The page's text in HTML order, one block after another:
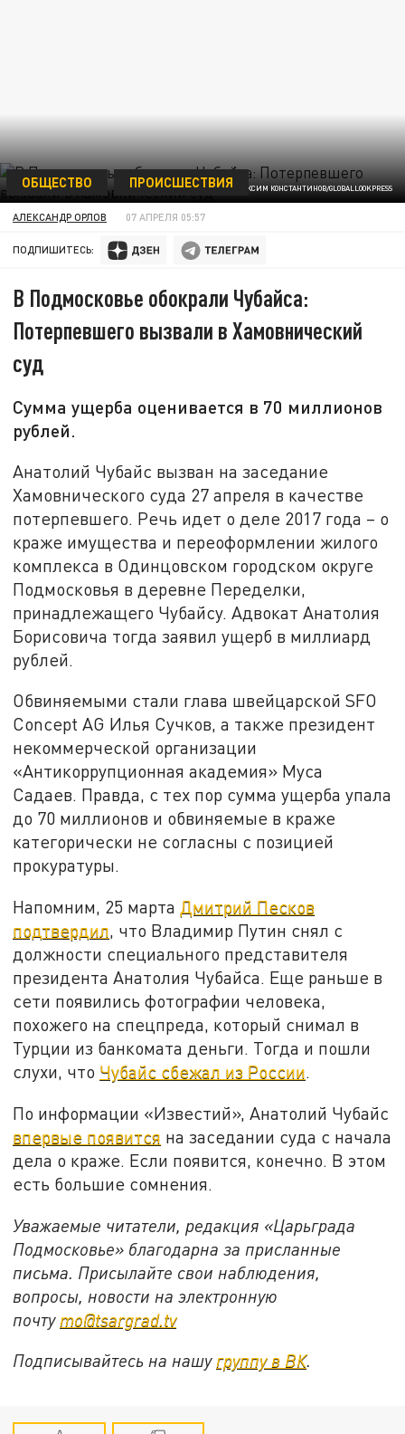
МАКСИМ КОНСТАНТИНОВ/GLOBALLOOKPRESS
ОБЩЕСТВО ПРОИСШЕСТВИЯ
АЛЕКСАНДР ОРЛОВ 07 АПРЕЛЯ 05:57
ПОДПИШИТЕСЬ:
В Подмосковье обокрали Чубайса:
Потерпевшего вызвали в Хамовнический
суд
Сумма ущерба оценивается в 70 миллионов
рублей.
Анатолий Чубайс вызван на заседание
Хамовнического суда 27 апреля в качестве
потерпевшего. Речь идет о деле 2017 года – о
краже имущества и переоформлении жилого
комплекса в Одинцовском городском округе
Подмосковья в деревне Переделки,
принадлежащего Чубайсу. Адвокат Анатолия
Борисовича тогда заявил ущерб в миллиард
рублей.
Обвиняемыми стали глава швейцарской SFO
Concept AG Илья Сучков, а также президент
некоммерческой организации
«Антикоррупционная академия» Муса
Садаев. Правда, с тех пор сумма ущерба упала
до 70 миллионов и обвиняемые в краже
категорически не согласны с позицией
прокуратуры.
Напомним, 25 марта Дмитрий Песков
подтвердил, что Владимир Путин снял с
должности специального представителя
президента Анатолия Чубайса. Еще раньше в
сети появились фотографии человека,
похожего на спецпреда, который снимал в
Турции из банкомата деньги. Тогда и пошли
слухи, что Чубайс сбежал из России.
По информации «Известий», Анатолий Чубайс
впервые появится на заседании суда с начала
дела о краже. Если появится, конечно. В этом
есть большие сомнения.
Уважаемые читатели, редакция «Царьграда
Подмосковье» благодарна за присланные
письма. Присылайте свои наблюдения,
вопросы, новости на электронную
почту mo@tsargrad.tv
Подписывайтесь на нашу группу в ВК.